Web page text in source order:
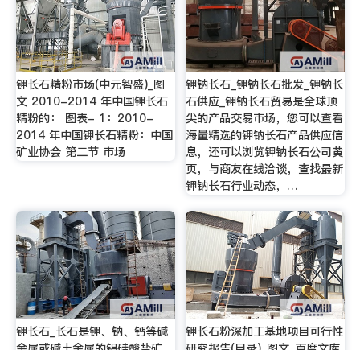
钾长石精粉市场(中元智盛)_图
文 2010-2014 年中国钾长石
精粉的： 图表- 1：2010-
2014 年中国钾长石精粉：中国
矿业协会 第二节 市场
钾钠长石_钾钠长石批发_钾钠长
石供应_钾钠长石贸易是全球顶
尖的产品交易市场，您可以查看
海量精选的钾钠长石产品供应信
息，还可以浏览钾钠长石公司黄
页，与商友在线洽谈，查找最新
钾钠长石行业动态，…
钾长石_长石是钾、钠、钙等碱
钾长石粉深加工基地项目可行性